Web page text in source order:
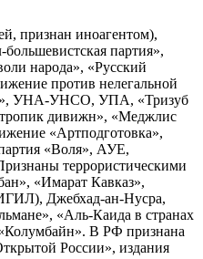
признан иноагентом),
партия»,
народа», «Русский
против нелегальной
УНА-УНСО, УПА, «Тризуб
дивижн», «Меджлис
«Артподготовка»,
«Воля», АУЕ,
террористическими
«Имарат Кавказ»,
Джебхад-ан-Нусра,
«Аль-Каида в странах
В РФ признана
России», издания